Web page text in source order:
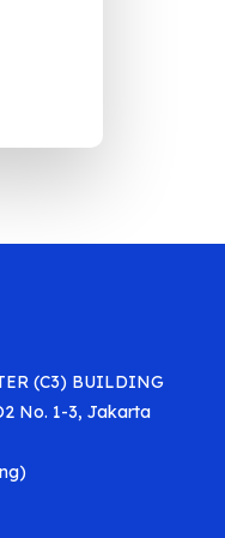
(C3) BUILDING
No. 1-3, Jakarta